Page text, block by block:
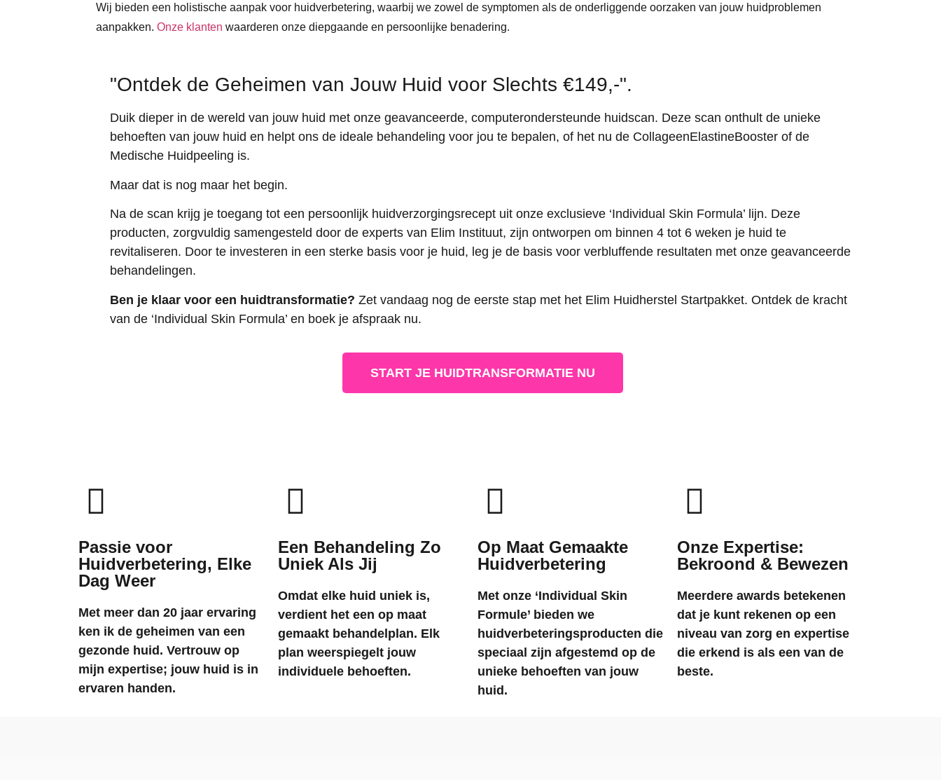
Wij bieden een holistische aanpak voor huidverbetering, waarbij we zowel de symptomen als de onderliggende oorzaken van jouw huidproblemen
aanpakken. Onze klanten waarderen onze diepgaande en persoonlijke benadering.
"Ontdek de Geheimen van Jouw Huid voor Slechts €149,-".
Duik dieper in de wereld van jouw huid met onze geavanceerde, computerondersteunde huidscan. Deze scan onthult de unieke
behoeften van jouw huid en helpt ons de ideale behandeling voor jou te bepalen, of het nu de CollageenElastineBooster of de
Medische Huidpeeling is.
Maar dat is nog maar het begin.
Na de scan krijg je toegang tot een persoonlijk huidverzorgingsrecept uit onze exclusieve ‘Individual Skin Formula’ lijn. Deze
producten, zorgvuldig samengesteld door de experts van Elim Instituut, zijn ontworpen om binnen 4 tot 6 weken je huid te
revitaliseren. Door te investeren in een sterke basis voor je huid, leg je de basis voor verbluffende resultaten met onze geavanceerde
behandelingen.
Ben je klaar voor een huidtransformatie? Zet vandaag nog de eerste stap met het Elim Huidherstel Startpakket. Ontdek de kracht
van de ‘Individual Skin Formula’ en boek je afspraak nu.
START JE HUIDTRANSFORMATIE NU
Passie voor
Huidverbetering, Elke
Dag Weer
Met meer dan 20 jaar ervaring
ken ik de geheimen van een
gezonde huid. Vertrouw op
mijn expertise; jouw huid is in
ervaren handen.
Een Behandeling Zo
Uniek Als Jij
Omdat elke huid uniek is,
verdient het een op maat
gemaakt behandelplan. Elk
plan weerspiegelt jouw
individuele behoeften.
Op Maat Gemaakte
Huidverbetering
Met onze ‘Individual Skin
Formule’ bieden we
huidverbeteringsproducten die
speciaal zijn afgestemd op de
unieke behoeften van jouw
huid.
Onze Expertise:
Bekroond & Bewezen
Meerdere awards betekenen
dat je kunt rekenen op een
niveau van zorg en expertise
die erkend is als een van de
beste.